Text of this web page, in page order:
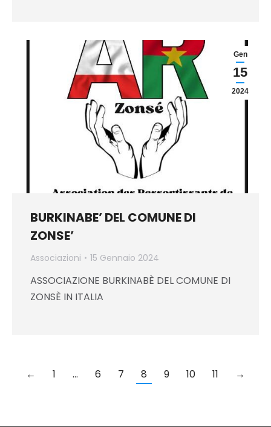
Gen
15
2024
BURKINABE’ DEL COMUNE DI
ZONSE’
Associazioni 15 Gennaio 2024
ASSOCIAZIONE BURKINABÈ DEL COMUNE DI
ZONSÈ IN ITALIA
← 1 … 6 7 8 9 10 11 →